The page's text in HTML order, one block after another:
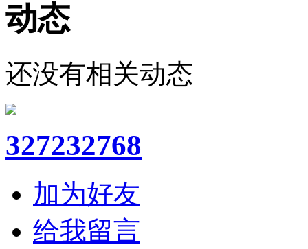
动态
还没有相关动态
327232768
加为好友
给我留言